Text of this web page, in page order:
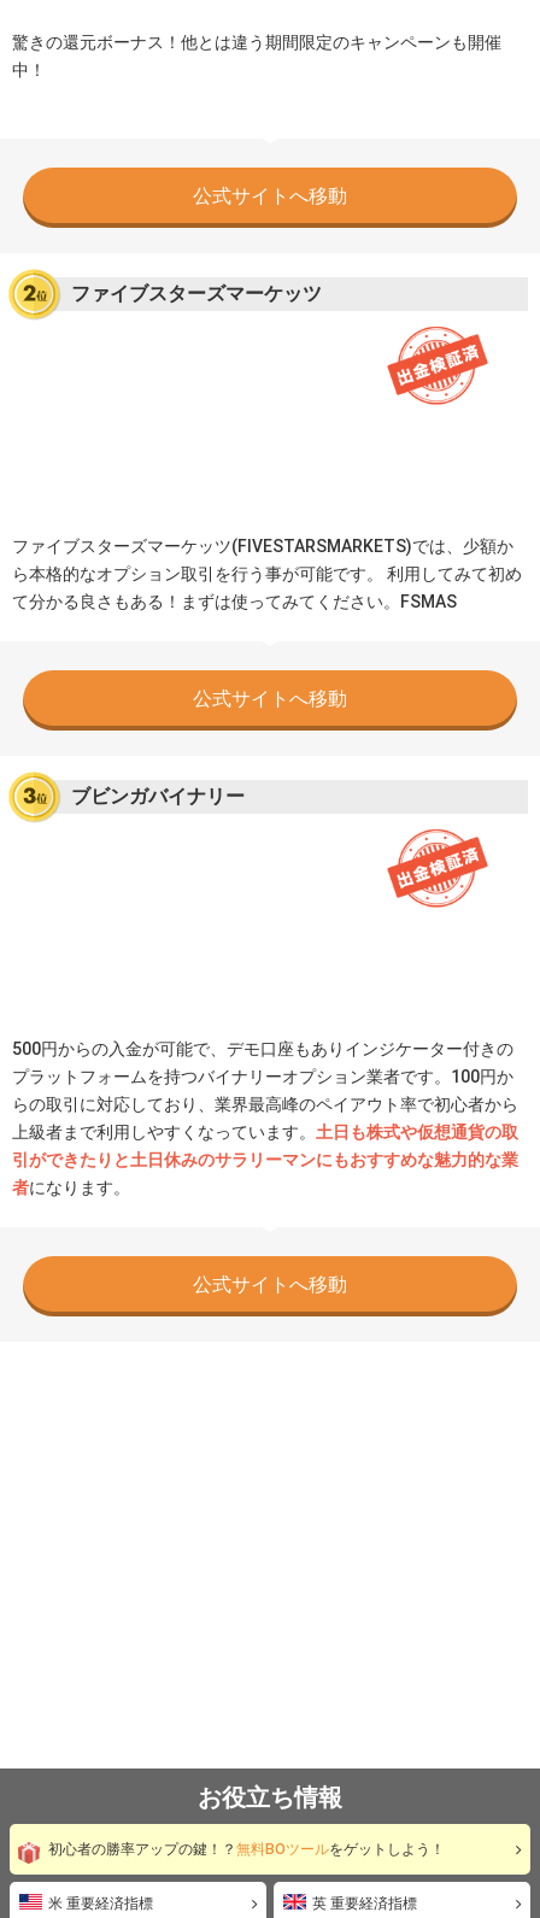
驚きの還元ボーナス！他とは違う期間限定のキャンペーンも開催
中！
公式サイトへ移動
ファイブスターズマーケッツ
ファイブスターズマーケッツ(FIVESTARSMARKETS)では、少額か
ら本格的なオプション取引を行う事が可能です。 利用してみて初め
て分かる良さもある！まずは使ってみてください。FSMAS
公式サイトへ移動
ブビンガバイナリー
500円からの入金が可能で、デモ口座もありインジケーター付きの
プラットフォームを持つバイナリーオプション業者です。100円か
らの取引に対応しており、業界最高峰のペイアウト率で初心者から
上級者まで利用しやすくなっています。 土日も株式や仮想通貨の取
引ができたりと土日休みのサラリーマンにもおすすめな魅力的な業
者になります。
公式サイトへ移動
お役立ち情報
初心者の勝率アップの鍵！？ 無料BOツールをゲットしよう！
米 重要経済指標 英 重要経済指標